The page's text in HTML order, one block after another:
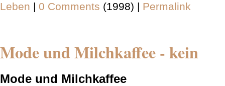
Leben | 0 Comments (1998) | Permalink
Mode und Milchkaffee - kein
Mode und Milchkaffee